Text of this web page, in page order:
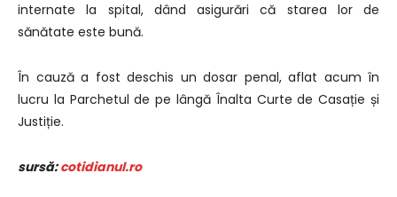
internate la spital, dând asigurări că starea lor de
sănătate este bună.
În cauză a fost deschis un dosar penal, aflat acum în
lucru la Parchetul de pe lângă Înalta Curte de Casație și
Justiție.
sursă:cotidianul.ro